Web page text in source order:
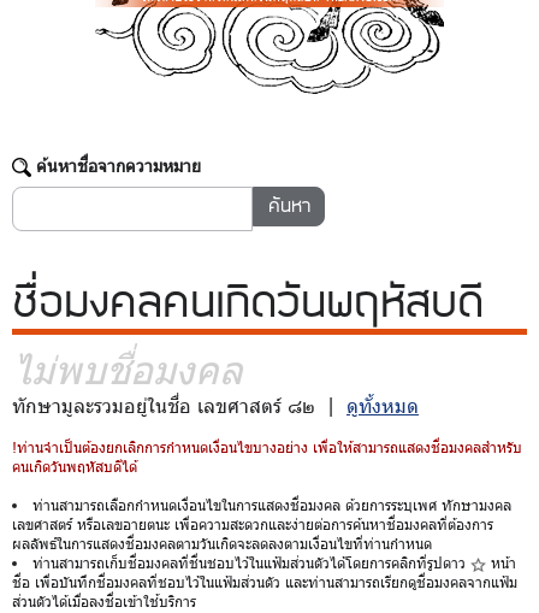
ค้นหาชื่อจากความหมาย
ชื่อมงคลคนเกิดวันพฤหัสบดี
ไม่พบชื่อมงคล
ทักษามูละรวมอยู่ในชื่อ เลขศาสตร์ ๘๒ | ดูทั้งหมด
!ท่านจำเป็นต้องยกเลิกการกำหนดเงื่อนไขบางอย่าง เพื่อให้สามารถแสดงชื่อมงคลสำหรับ
คนเกิดวันพฤหัสบดีได้
ท่านสามารถเลือกกำหนดเงื่อนไขในการแสดงชื่อมงคล ด้วยการระบุเพศ ทักษามงคล
เลขศาสตร์ หรือเลขอายตนะ เพื่อความสะดวกและง่ายต่อการค้นหาชื่อมงคลที่ต้องการ
ผลลัพธ์ในการแสดงชื่อมงคลตามวันเกิดจะลดลงตามเงื่อนไขที่ท่านกำหนด
ท่านสามารถเก็บชื่อมงคลที่ชื่นชอบไว้ในแฟ้มส่วนตัวได้โดยการคลิกที่รูปดาว
หน้า
ชื่อ เพื่อบันทึกชื่อมงคลที่ชอบไว้ในแฟ้มส่วนตัว และท่านสามารถเรียกดูชื่อมงคลจากแฟ้ม
ส่วนตัวได้เมื่อลงชื่อเข้าใช้บริการ